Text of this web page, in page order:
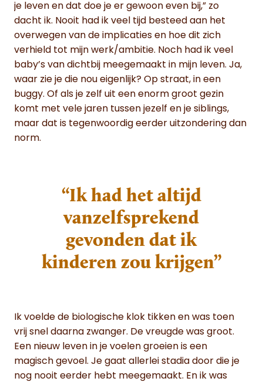
je leven en dat doe je er gewoon even bij,” zo
dacht ik. Nooit had ik veel tijd besteed aan het
overwegen van de implicaties en hoe dit zich
verhield tot mijn werk/ambitie. Noch had ik veel
baby’s van dichtbij meegemaakt in mijn leven. Ja,
waar zie je die nou eigenlijk? Op straat, in een
buggy. Of als je zelf uit een enorm groot gezin
komt met vele jaren tussen jezelf en je siblings,
maar dat is tegenwoordig eerder uitzondering dan
norm.
“Ik had het altijd
vanzelfsprekend
gevonden dat ik
kinderen zou krijgen”
Ik voelde de biologische klok tikken en was toen
vrij snel daarna zwanger. De vreugde was groot.
Een nieuw leven in je voelen groeien is een
magisch gevoel. Je gaat allerlei stadia door die je
nog nooit eerder hebt meegemaakt. En ik was